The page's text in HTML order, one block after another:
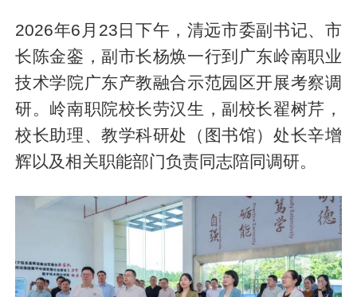
2026年6月23日下午，清远市委副书记、市
长陈金銮，副市长杨焕一行到广东岭南职业
技术学院广东产教融合示范园区开展考察调
研。岭南职院校长劳汉生，副校长翟树芹，
校长助理、教学科研处（图书馆）处长辛增
辉以及相关职能部门负责同志陪同调研。